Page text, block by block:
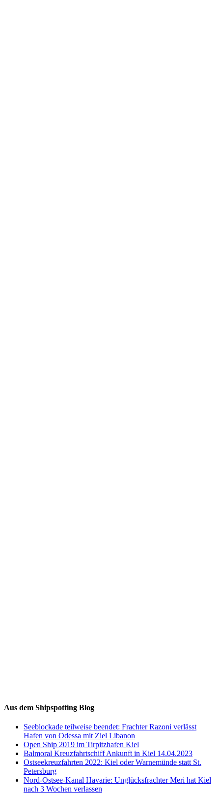
Aus dem Shipspotting Blog
Seeblockade teilweise beendet: Frachter Razoni verlässt
Hafen von Odessa mit Ziel Libanon
Open Ship 2019 im Tirpitzhafen Kiel
Balmoral Kreuzfahrtschiff Ankunft in Kiel 14.04.2023
Ostseekreuzfahrten 2022: Kiel oder Warnemünde statt St.
Petersburg
Nord-Ostsee-Kanal Havarie: Unglücksfrachter Meri hat Kiel
nach 3 Wochen verlassen